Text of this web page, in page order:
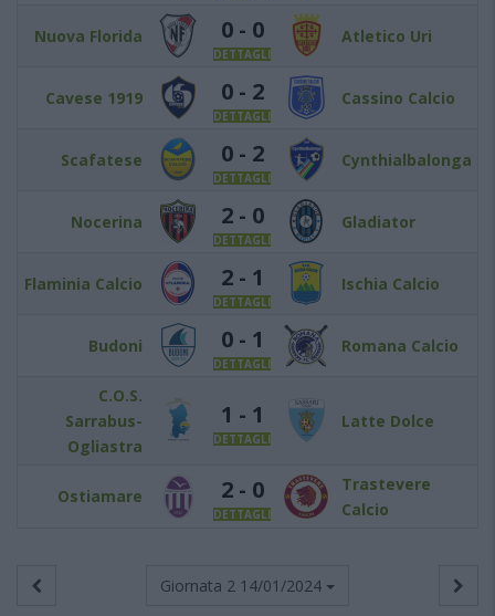
Nuova Florida 0 - 0
DETTAGLI
Atletico Uri
Cavese 1919 0 - 2
DETTAGLI
Cassino Calcio
Scafatese 0 - 2
DETTAGLI
Cynthialbalonga
Nocerina 2 - 0
DETTAGLI
Gladiator
Flaminia Calcio 2 - 1
DETTAGLI
Ischia Calcio
Budoni 0 - 1
DETTAGLI
Romana Calcio
C.O.S.
Sarrabus-
Ogliastra
1 - 1
DETTAGLI
Latte Dolce
Ostiamare 2 - 0
DETTAGLI
Trastevere
Calcio
Giornata 2 14/01/2024